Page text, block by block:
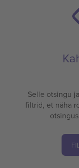
Selle otsingu
filtrid, et näha